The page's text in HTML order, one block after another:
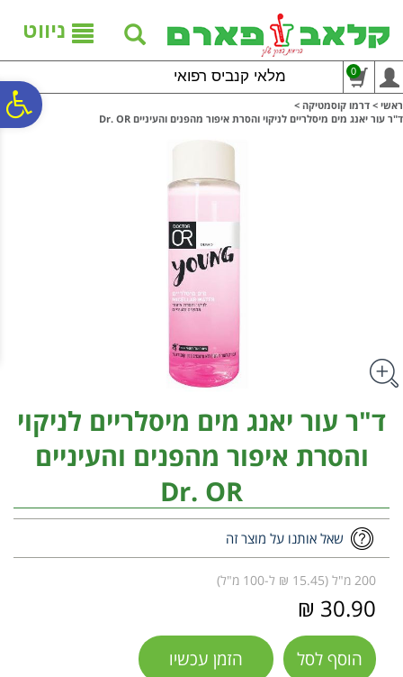
נגישות
אתר
המרכזי
ניווט
מלאי קנביס רפואי 0
ראשי > דרמו קוסמטיקה >
ד"ר עור יאנג מים מיסלריים לניקוי והסרת איפור מהפנים והעיניים Dr. OR
ד"ר עור יאנג מים מיסלריים לניקוי
והסרת איפור מהפנים והעיניים
Dr. OR
שאל אותנו על מוצר זה
200 מ"ל (15.45 ₪ ל-100 מ"ל)
30.90 ₪
הוסף לסל הזמן עכשיו